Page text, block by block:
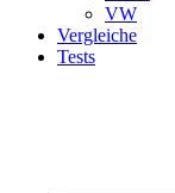
VW
Vergleiche
Tests